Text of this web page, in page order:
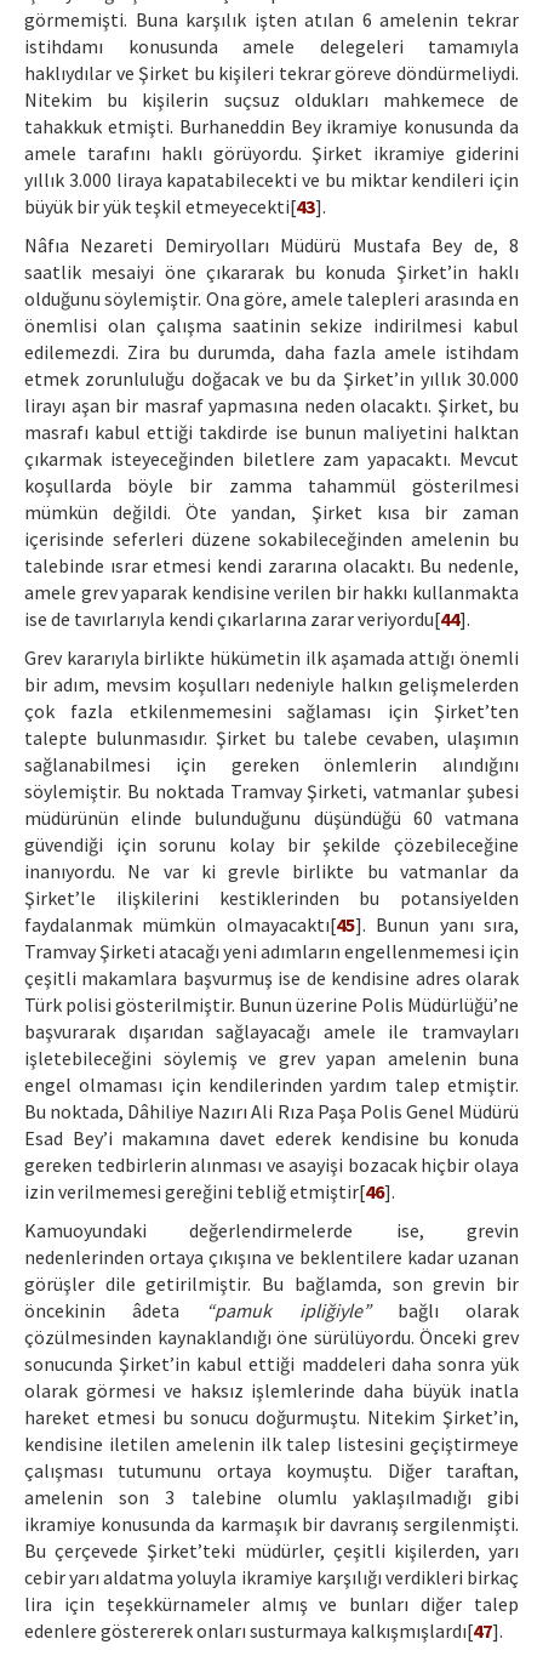
görmemişti. Buna karşılık işten atılan 6 amelenin tekrar
istihdamı konusunda amele delegeleri tamamıyla
haklıydılar ve Şirket bu kişileri tekrar göreve döndürmeliydi.
Nitekim bu kişilerin suçsuz oldukları mahkemece de
tahakkuk etmişti. Burhaneddin Bey ikramiye konusunda da
amele tarafını haklı görüyordu. Şirket ikramiye giderini
yıllık 3.000 liraya kapatabilecekti ve bu miktar kendileri için
büyük bir yük teşkil etmeyecekti[43].
Nâfıa Nezareti Demiryolları Müdürü Mustafa Bey de, 8
saatlik mesaiyi öne çıkararak bu konuda Şirket’in haklı
olduğunu söylemiştir. Ona göre, amele talepleri arasında en
önemlisi olan çalışma saatinin sekize indirilmesi kabul
edilemezdi. Zira bu durumda, daha fazla amele istihdam
etmek zorunluluğu doğacak ve bu da Şirket’in yıllık 30.000
lirayı aşan bir masraf yapmasına neden olacaktı. Şirket, bu
masrafı kabul ettiği takdirde ise bunun maliyetini halktan
çıkarmak isteyeceğinden biletlere zam yapacaktı. Mevcut
koşullarda böyle bir zamma tahammül gösterilmesi
mümkün değildi. Öte yandan, Şirket kısa bir zaman
içerisinde seferleri düzene sokabileceğinden amelenin bu
talebinde ısrar etmesi kendi zararına olacaktı. Bu nedenle,
amele grev yaparak kendisine verilen bir hakkı kullanmakta
ise de tavırlarıyla kendi çıkarlarına zarar veriyordu[44].
Grev kararıyla birlikte hükümetin ilk aşamada attığı önemli
bir adım, mevsim koşulları nedeniyle halkın gelişmelerden
çok fazla etkilenmemesini sağlaması için Şirket’ten
talepte bulunmasıdır. Şirket bu talebe cevaben, ulaşımın
sağlanabilmesi için gereken önlemlerin alındığını
söylemiştir. Bu noktada Tramvay Şirketi, vatmanlar şubesi
müdürünün elinde bulunduğunu düşündüğü 60 vatmana
güvendiği için sorunu kolay bir şekilde çözebileceğine
inanıyordu. Ne var ki grevle birlikte bu vatmanlar da
Şirket’le ilişkilerini kestiklerinden bu potansiyelden
faydalanmak mümkün olmayacaktı[45]. Bunun yanı sıra,
Tramvay Şirketi atacağı yeni adımların engellenmemesi için
çeşitli makamlara başvurmuş ise de kendisine adres olarak
Türk polisi gösterilmiştir. Bunun üzerine Polis Müdürlüğü’ne
başvurarak dışarıdan sağlayacağı amele ile tramvayları
işletebileceğini söylemiş ve grev yapan amelenin buna
engel olmaması için kendilerinden yardım talep etmiştir.
Bu noktada, Dâhiliye Nazırı Ali Rıza Paşa Polis Genel Müdürü
Esad Bey’i makamına davet ederek kendisine bu konuda
gereken tedbirlerin alınması ve asayişi bozacak hiçbir olaya
izin verilmemesi gereğini tebliğ etmiştir[46].
Kamuoyundaki değerlendirmelerde ise, grevin
nedenlerinden ortaya çıkışına ve beklentilere kadar uzanan
görüşler dile getirilmiştir. Bu bağlamda, son grevin bir
öncekinin âdeta
“pamuk ipliğiyle”bağlı olarak
çözülmesinden kaynaklandığı öne sürülüyordu. Önceki grev
sonucunda Şirket’in kabul ettiği maddeleri daha sonra yük
olarak görmesi ve haksız işlemlerinde daha büyük inatla
hareket etmesi bu sonucu doğurmuştu. Nitekim Şirket’in,
kendisine iletilen amelenin ilk talep listesini geçiştirmeye
çalışması tutumunu ortaya koymuştu. Diğer taraftan,
amelenin son 3 talebine olumlu yaklaşılmadığı gibi
ikramiye konusunda da karmaşık bir davranış sergilenmişti.
Bu çerçevede Şirket’teki müdürler, çeşitli kişilerden, yarı
cebir yarı aldatma yoluyla ikramiye karşılığı verdikleri birkaç
lira için teşekkürnameler almış ve bunları diğer talep
edenlere göstererek onları susturmaya kalkışmışlardı[47].